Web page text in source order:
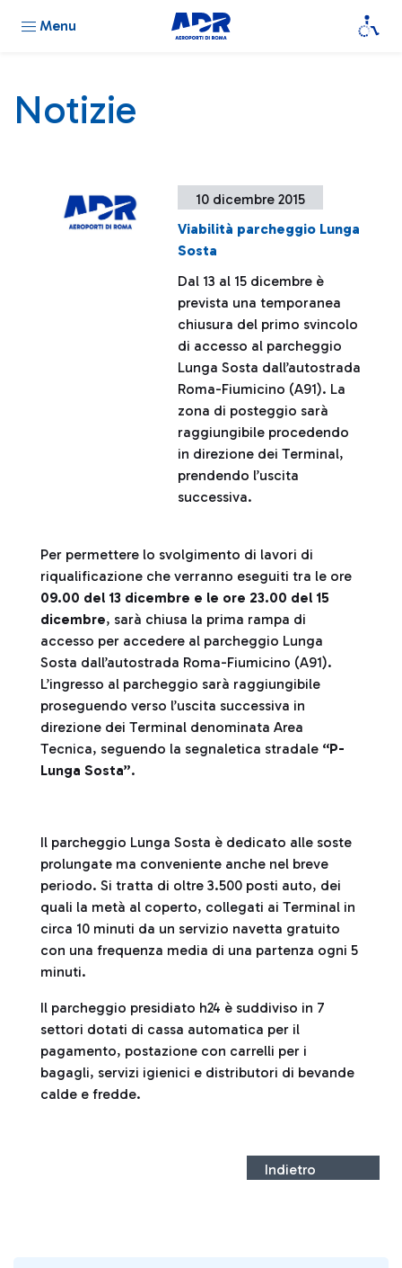
Menu
Notizie
10 dicembre 2015
Viabilità parcheggio Lunga
Sosta
Dal 13 al 15 dicembre è
prevista una temporanea
chiusura del primo svincolo
di accesso al parcheggio
Lunga Sosta dall’autostrada
Roma-Fiumicino (A91). La
zona di posteggio sarà
raggiungibile procedendo
in direzione dei Terminal,
prendendo l’uscita
successiva.
Per permettere lo svolgimento di lavori di
riqualificazione che verranno eseguiti tra le ore
09.00 del 13 dicembre e le ore 23.00 del 15
dicembre, sarà chiusa la prima rampa di
accesso per accedere al parcheggio Lunga
Sosta dall’autostrada Roma-Fiumicino (A91).
L’ingresso al parcheggio sarà raggiungibile
proseguendo verso l’uscita successiva in
direzione dei Terminal denominata Area
Tecnica, seguendo la segnaletica stradale “P-
Lunga Sosta”.
Il parcheggio Lunga Sosta è dedicato alle soste
prolungate ma conveniente anche nel breve
periodo. Si tratta di oltre 3.500 posti auto, dei
quali la metà al coperto, collegati ai Terminal in
circa 10 minuti da un servizio navetta gratuito
con una frequenza media di una partenza ogni 5
minuti.
Il parcheggio presidiato h24 è suddiviso in 7
settori dotati di cassa automatica per il
pagamento, postazione con carrelli per i
bagagli, servizi igienici e distributori di bevande
calde e fredde.
Indietro